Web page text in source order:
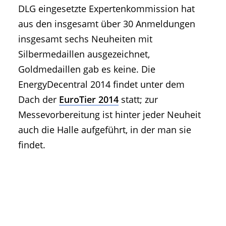
DLG eingesetzte Expertenkommission hat
aus den insgesamt über 30 Anmeldungen
insgesamt sechs Neuheiten mit
Silbermedaillen ausgezeichnet,
Goldmedaillen gab es keine. Die
EnergyDecentral 2014 findet unter dem
Dach der EuroTier 2014 statt; zur
Messevorbereitung ist hinter jeder Neuheit
auch die Halle aufgeführt, in der man sie
findet.